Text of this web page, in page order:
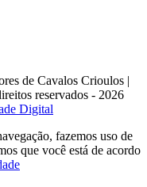
de Cavalos Crioulos |
reservados - 2026
fazemos uso de
que você está de acordo